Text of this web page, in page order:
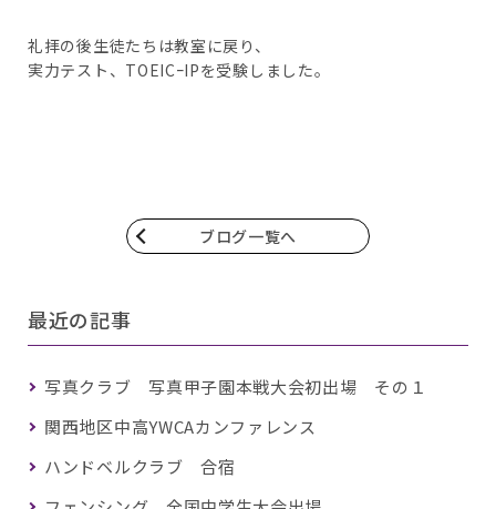
礼拝の後生徒たちは教室に戻り、
実力テスト、TOEICｰIPを受験しました。
ブログ一覧へ
最近の記事
写真クラブ 写真甲子園本戦大会初出場 その１
関西地区中高YWCAカンファレンス
ハンドベルクラブ 合宿